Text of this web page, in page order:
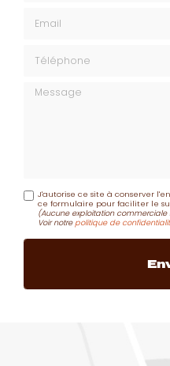
Message
J'autorise ce site à conserver
ce formulaire pour faciliter le
(Aucune exploitation
Voir notrepolitique de